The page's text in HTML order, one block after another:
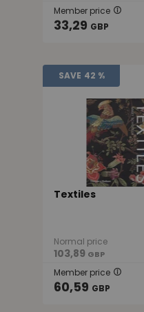
Member price
33,29 GBP
SAVE 42 %
Textiles
Normal price
103,89 GBP
Member price
60,59 GBP